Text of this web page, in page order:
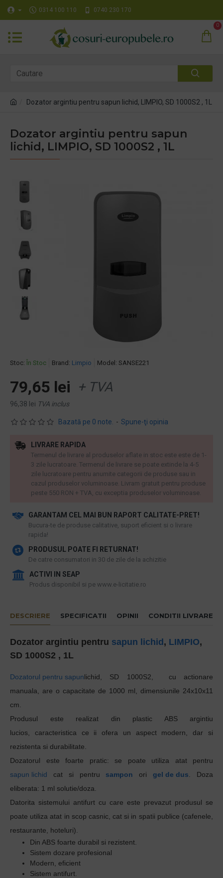
0314 100 110 0740 230 170
0
Dozator argintiu pentru sapun lichid, LIMPIO, SD 1000S2 , 1L
Dozator argintiu pentru sapun
lichid, LIMPIO, SD 1000S2 , 1L
Stoc: În Stoc Brand: Limpio Model: SANSE221
Bazată pe 0 note. - Spune-ţi opinia
79,65 lei + TVA
96,38 lei TVA inclus
GARANTAM CEL MAI BUN RAPORT CALITATE-PRET!
​Bucura-te de produse calitative, suport eficient si o livrare
rapida!
PRODUSUL POATE FI RETURNAT!
De catre consumatori in 30 de zile de la achizitie
ACTIVI IN SEAP
Produs disponibil si pe www.e-licitatie.ro
LIVRARE RAPIDA
Termenul de livrare al produselor aflate in stoc este este de 1-
3 zile lucratoare. Termenul de livrare se poate extinde la 4-5
zile lucratoare pentru anumite categorii de produse sau in
cazul produselor voluminoase. Livram gratuit pentru produse
peste 550 RON + TVA, cu exceptia produselor voluminoase.
DESCRIERE SPECIFICATII OPINII CONDITII LIVRARE
Dozator argintiu pentru sapun lichid , LIMPIO,
SD 1000S2 , 1L
Dozatorul pentru sapunlichid, SD 1000S2,
cu actionare
manuala,
are o capacitate de 1000 ml , dimensiunile 24x10x11
cm.
Produsul este realizat din plastic ABS argintiu
lucios, caracteristica ce ii ofera un aspect modern, dar si
rezistenta si durabilitate.
Dozatorul este foarte pratic: se poate utiliza atat pentru
sapun lichid cat si pentru sampon origel de dus . Doza
eliberata: 1 ml solutie/doza.
Datorita sistemului antifurt cu care este prevazut produsul se
poate utiliza atat in scop casnic, cat si in spatii publice (cafenele,
restaurante, hoteluri).
Din ABS foarte durabil si rezistent.
Sistem dozare profesional
Modern, eficient
Sistem antifurt.